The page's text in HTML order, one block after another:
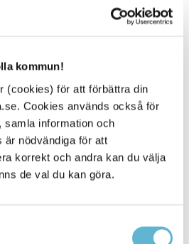
kommun!
(cookies) för att förbättra din
Cookies används också för
information och
nödvändiga för att
korrekt och andra kan du välja
de val du kan göra.
familjens egna resurser och finns
har utbildning och erfarenheter
oss.